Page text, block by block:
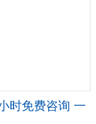
时免费咨询 一